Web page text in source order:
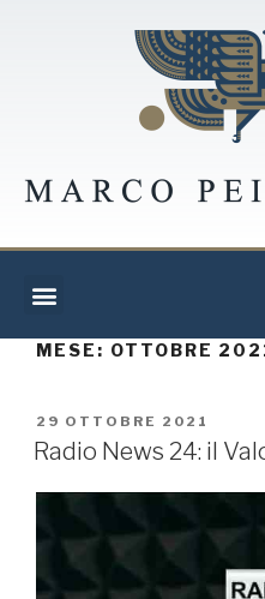
MESE: OTTOBRE
29 OTTOBRE 2021
Radio News 24: il